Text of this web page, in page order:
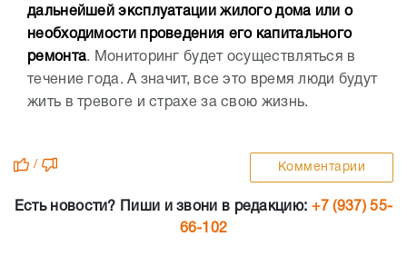
дальнейшей эксплуатации жилого дома или о
необходимости проведения его капитального
ремонта. Мониторинг будет осуществляться в
течение года. А значит, все это время люди будут
жить в тревоге и страхе за свою жизнь.
/ Комментарии
Есть новости? Пиши и звони в редакцию: +7 (937) 55-
66-102